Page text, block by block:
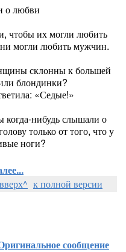
о любви
чтобы их могли любить
могли любить мужчин.
склонны к большей
блондинки?
«Седые!»
нибудь слышали о
только от того, что у
ноги?
вверх^ к полной версии
сообщение